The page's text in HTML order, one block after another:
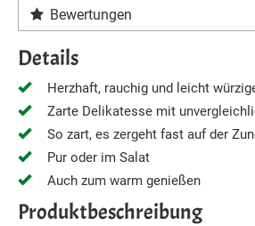
Bewertungen
Details
Herzhaft, rauchig und leicht
Zarte Delikatesse mit
So zart, es zergeht fast auf der
Pur oder im Salat
Auch zum warm genießen
Produktbeschreibung